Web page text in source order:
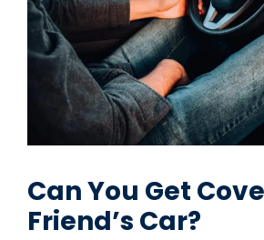
Can You Get
Friend’s Car?